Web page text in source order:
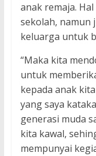
anak remaja.
sekolah, namun
keluarga untuk
“Maka kita
untuk
kepada anak
yang saya
generasi muda
kita kawal,
mempunyai